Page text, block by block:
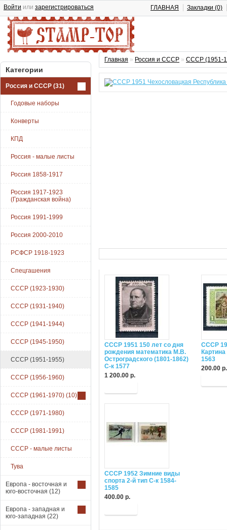
Войти или зарегистрироваться ГЛАВНАЯ Закладки (0)
Категории
Россия и СССР (31)
Годовые наборы
Конверты
КПД
Россия - малые листы
Россия 1858-1917
Россия 1917-1923
(Гражданская война)
Россия 1991-1999
Россия 2000-2010
РСФСР 1918-1923
Спецгашения
СССР (1923-1930)
СССР (1931-1940)
СССР (1941-1944)
СССР (1945-1950)
СССР (1951-1955)
СССР (1956-1960)
СССР (1961-1970) (10)
СССР (1971-1980)
СССР (1981-1991)
СССР - малые листы
Тува
Европа - восточная и
юго-восточная (12)
Европа - западная и
юго-западная (22)
Главная » Россия и СССР » СССР (1951-
СССР 1951 150 лет со дня
рождения математика М.В.
Остроградского (1801-1862)
С-к 1577
1 200.00 р.
СССР
1563
200.00 р.
СССР 1952 Зимние виды
спорта 2-й тип С-к 1584-
1585
400.00 р.